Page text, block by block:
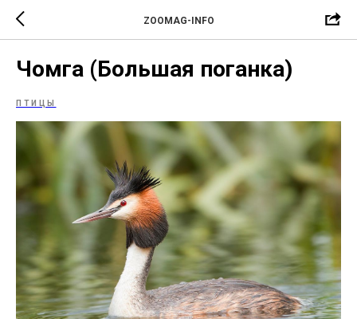
ZOOMAG-INFO
Чомга (Большая поганка)
ПТИЦЫ